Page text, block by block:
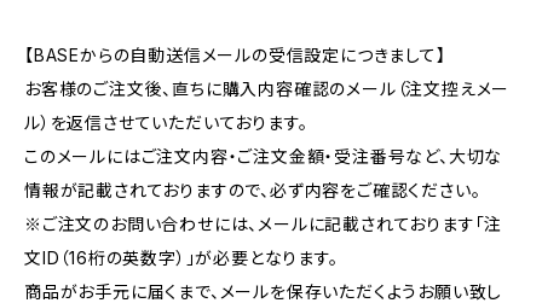
【BASEからの自動送信メールの受信設定につきまして】
お客様のご注文後、直ちに購入内容確認のメール（注文控えメー
ル）を返信させていただいております。
このメールにはご注文内容・ご注文金額・受注番号など、大切な
情報が記載されておりますので、必ず内容をご確認ください。
※ご注文のお問い合わせには、メールに記載されております「注
文ID（16桁の英数字）」が必要となります。
商品がお手元に届くまで、メールを保存いただくようお願い致し